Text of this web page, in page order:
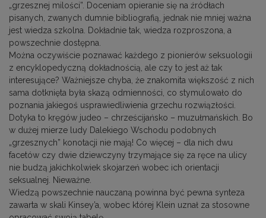
„grzesznej milości”. Doceniam opieranie się na źródłach
pisanych, zwanych dumnie bibliografią, jednak nie mniej ważna
jest wiedza szkolna. Dokładnie tak, wiedza rozproszona, a
powszechnie dostępna.
Można oczywiście poznawać każdego z pionierów seksuologii
z encyklopedyczną dokładnością, ale czy to jest aż tak
interesujące? Ważniejsze chyba, że znakomita większość z nich
sama dotknięta była skazą odmienności, co stymulowało do
poznania jakiegoś usprawiedliwienia grzechu rozwiązłości.
Dotyka to kręgów judeo – chrześcijańsko – muzułmańskich. Bo
w dużej mierze ludy Dalekiego Wschodu podobnych
„grzesznych” konotacji nie mają! Co więcej – dla nich dwu
facetów czy dwie dziewczyny trzymające się za ręce na ulicy
nie budzą jakichkolwiek skojarzeń wobec ich orientacji
seksualnej. Nieważne.
Wiedzą powszechnie nauczaną powinna być pewna synteza
zawarta w skali Kinsey’a, wobec której Klein uznał za stosowne